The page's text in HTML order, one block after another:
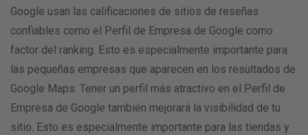
Google usan las calificaciones de sitios de reseñas
confiables como el Perfil de Empresa de Google como
factor del ranking. Esto es especialmente importante para
las pequeñas empresas que aparecen en los resultados de
Google Maps. Tener un perfil más atractivo en el Perfil de
Empresa de Google también mejorará la visibilidad de tu
sitio. Esto es especialmente importante para las tiendas y